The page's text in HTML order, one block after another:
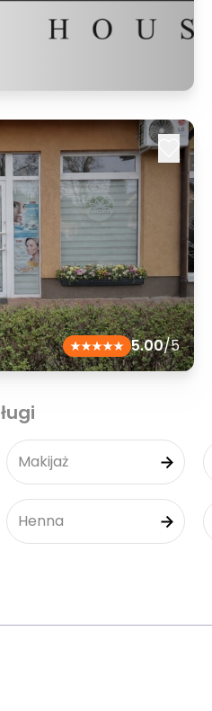
5.00/5
Makijaż
Henna